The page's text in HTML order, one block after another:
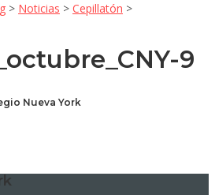
> Noticias > Cepillatón >
9
Nueva York